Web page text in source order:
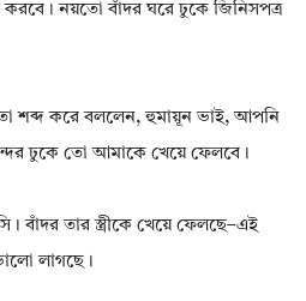
নয়তো বাঁদর ঘরে ঢুকে জিনিসপত্র
শব্দ করে বললেন, হুমায়ূন ভাই, আপনি
ঢুকে তো আমাকে খেয়ে ফেলবে।
বাঁদর তার স্ত্রীকে খেয়ে ফেলছে–এই
লাগছে।